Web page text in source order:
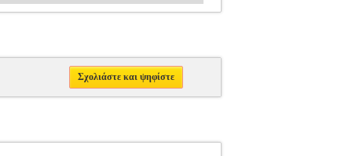
Σχολιάστε και ψηφίστε